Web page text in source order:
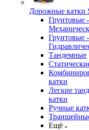
Дорожные катки
Грунтовые -
Грунтовые -
Тандемные
катки
Легкие
катки
Ручные
Ещё